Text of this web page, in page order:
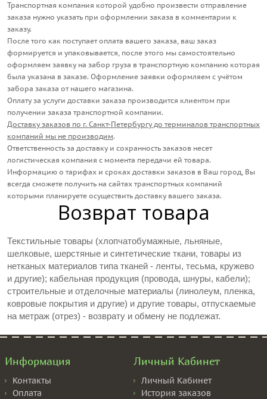
Транспортная компания которой удобно произвести отправление
заказа нужно указать при оформлении заказа в комментарии к
заказу.
После того как поступает оплата вашего заказа, ваш заказ
формируется и упаковывается, после этого мы самостоятельно
оформляем заявку на забор груза в транспортную компанию которая
была указана в заказе. Оформление заявки оформляем с учётом
забора заказа от нашего магазина.
Оплату за услуги доставки заказа производится клиентом при
получении заказа транспортной компании.
Доставку заказов по г. Санкт-Петербургу до терминалов транспортных
компаний мы не производим.
Ответственность за доставку и сохранность заказов несет
логистическая компания с момента передачи ей товара.
Информацию о тарифах и сроках доставки заказов в Ваш город, Вы
всегда сможете получить на сайтах транспортных компаний
которыми планируете осуществить доставку вашего заказа.
Возврат товара
Текстильные товары (хлопчатобумажные, льняные,
шелковые, шерстяные и синтетические ткани, товары из
нетканых материалов типа тканей - ленты, тесьма, кружево
и другие); кабельная продукция (провода, шнуры, кабели);
строительные и отделочные материалы (линолеум, пленка,
ковровые покрытия и другие) и другие товары, отпускаемые
на метраж (отрез) - возврату и обмену не подлежат.
Информация
Контакты
Оплата
Личный Кабинет
Личный Кабинет
История заказов